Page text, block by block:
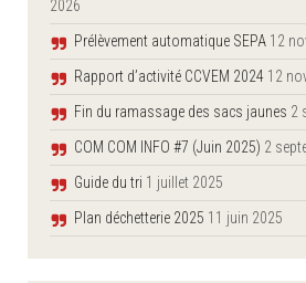
2026
Prélèvement automatique SEPA 12
Rapport d’activité CCVEM 2024 12
Fin du ramassage des sacs jaunes 2
COM COM INFO #7 (Juin 2025) 2
Guide du tri 1 juillet 2025
Plan déchetterie 2025 11 juin 2025